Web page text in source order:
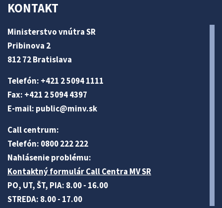
KONTAKT
Ministerstvo vnútra SR
Pribinova 2
812 72 Bratislava
Telefón: +421 2 5094 1111
Fax: +421 2 5094 4397
E-mail: public@minv.sk
Call centrum:
Telefón: 0800 222 222
Nahlásenie problému:
Kontaktný formulár Call Centra MV SR
PO, UT, ŠT, PIA: 8.00 - 16.00
STREDA: 8.00 - 17.00